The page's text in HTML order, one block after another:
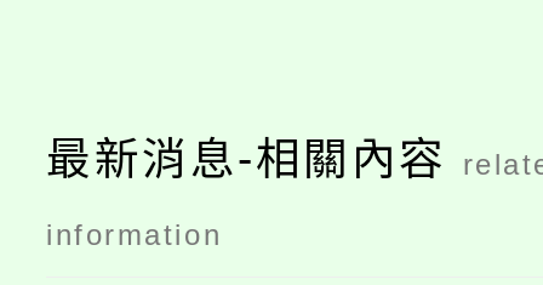
最新消息-相關內容
information